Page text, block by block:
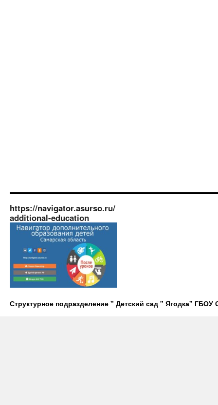
https://navigator.asurso.ru/
additional-education
Структурное подразделение " Детский сад " Ягодка"